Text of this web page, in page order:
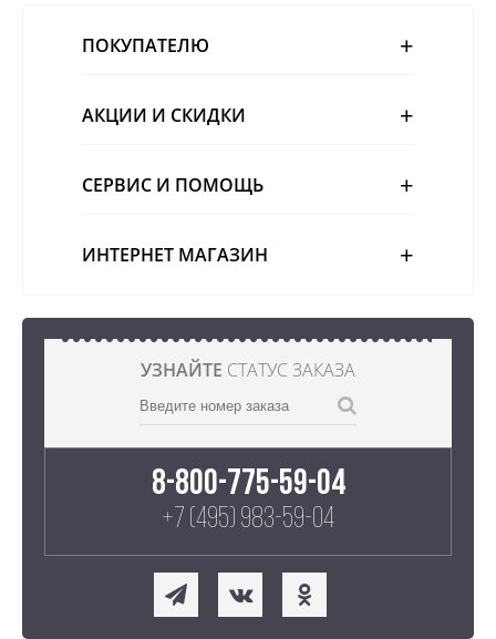
ПОКУПАТЕЛЮ
АКЦИИ И СКИДКИ
СЕРВИС И ПОМОЩЬ
ИНТЕРНЕТ МАГАЗИН
УЗНАЙТЕ СТАТУС ЗАКАЗА
8-800-775-59-04
+7 (495) 983-59-04